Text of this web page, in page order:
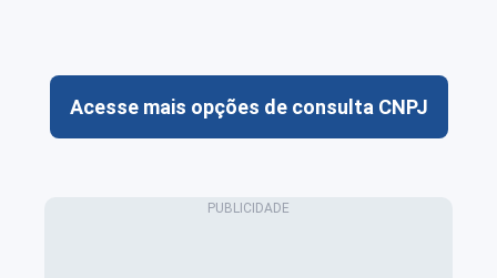
Acesse mais opções de consulta CNPJ